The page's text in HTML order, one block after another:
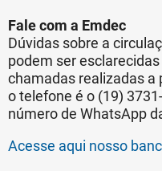
Fale com a Emdec
Dúvidas sobre a
podem ser
chamadas realizadas a
o telefone é o (19)
número de WhatsApp
Acesse aqui nosso